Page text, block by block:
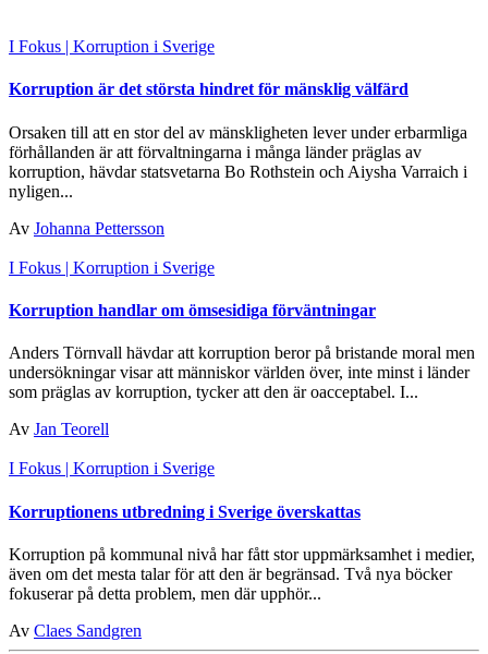
I Fokus | Korruption i Sverige
Korruption är det största hindret för mänsklig välfärd
Orsaken till att en stor del av mänskligheten lever under erbarmliga
förhållanden är att förvaltningarna i många länder präglas av
korruption, hävdar statsvetarna Bo Rothstein och Aiysha Varraich i
nyligen...
Av Johanna Pettersson
I Fokus | Korruption i Sverige
Korruption handlar om ömsesidiga förväntningar
Anders Törnvall hävdar att korruption beror på bristande moral men
undersökningar visar att människor världen över, inte minst i länder
som präglas av korruption, tycker att den är oacceptabel. I...
Av Jan Teorell
I Fokus | Korruption i Sverige
Korruptionens utbredning i Sverige överskattas
Korruption på kommunal nivå har fått stor uppmärksamhet i medier,
även om det mesta talar för att den är begränsad. Två nya böcker
fokuserar på detta problem, men där upphör...
Av Claes Sandgren